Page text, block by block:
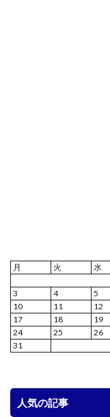
月
火 水
3
4 5
10
11 12
17
18 19
24
25 26
31
人気の記事